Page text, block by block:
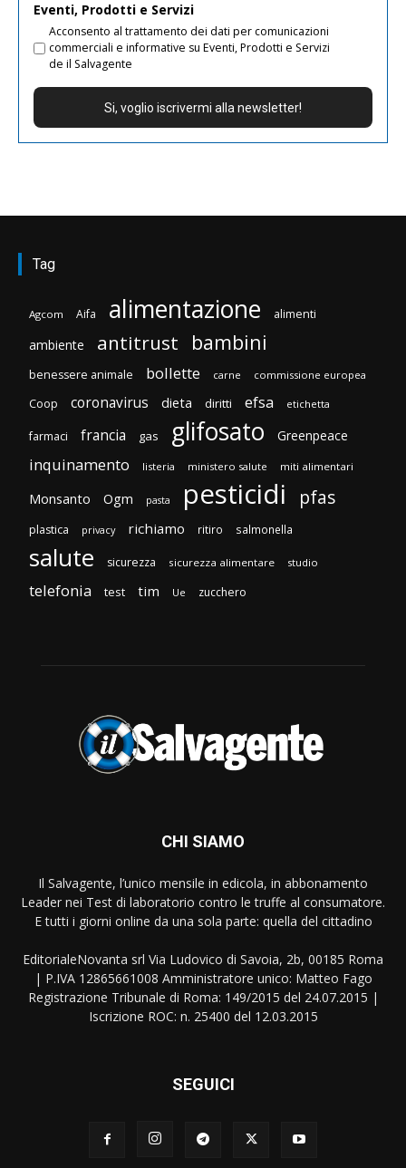
Eventi, Prodotti e Servizi
Acconsento al trattamento dei dati per comunicazioni
commerciali e informative su Eventi, Prodotti e Servizi
de il Salvagente
Tag
Agcom Aifa alimentazione alimenti
ambiente antitrust bambini
benessere animale bollette carne commissione europea
Coop coronavirus dieta diritti efsa etichetta
farmaci francia gas glifosato Greenpeace
inquinamento listeria ministero salute miti alimentari
Monsanto Ogm pasta pesticidi pfas
plastica privacy richiamo ritiro salmonella
salute sicurezza sicurezza alimentare studio
telefonia test tim Ue zucchero
CHI SIAMO
Il Salvagente, l’unico mensile in edicola, in abbonamento
Leader nei Test di laboratorio contro le truffe al consumatore.
E tutti i giorni online da una sola parte: quella del cittadino
EditorialeNovanta srl Via Ludovico di Savoia, 2b, 00185 Roma
| P.IVA 12865661008 Amministratore unico: Matteo Fago
Registrazione Tribunale di Roma: 149/2015 del 24.07.2015 |
Iscrizione ROC: n. 25400 del 12.03.2015
SEGUICI